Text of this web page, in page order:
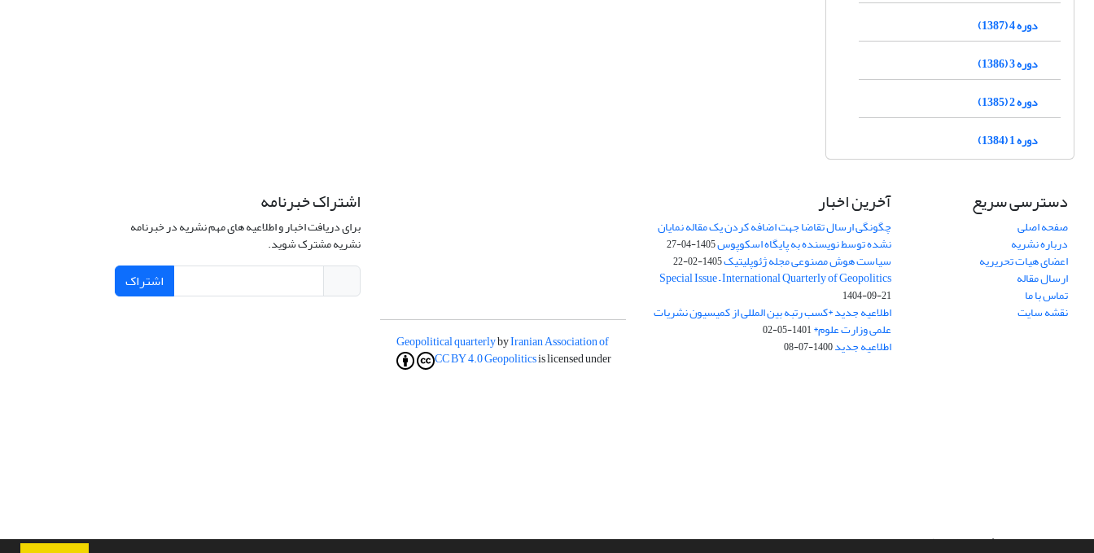
دوره 4 (1387)
دوره 3 (1386)
دوره 2 (1385)
دوره 1 (1384)
دسترسی سریع
صفحه اصلی
درباره نشریه
اعضای هیات تحریریه
ارسال مقاله
تماس با ما
نقشه سایت
آخرین اخبار
چگونگی ارسال تقاضا جهت اضافه کردن یک مقاله نمایان
نشده توسط نویسنده به پایگاه اسکوپوس1405-04-27
سیاست هوش مصنوعی مجله ژئوپلیتیک1405-02-22
Special Issue – International Quarterly of Geopolitics
1404-09-21
اطلاعیه جدید *کسب رتبه بین المللی از کمیسیون نشریات
علمی وزارت علوم*1401-05-02
اطلاعیه جدید1400-07-08
Geopolitical quarterlybyIranian Association of
Geopoliticsis licensed under
CC BY 4.0
اشتراک خبرنامه
برای دریافت اخبار و اطلاعیه های مهم نشریه در خبرنامه
نشریه مشترک شوید.
اشتراک
سامانه مدیریت نشریات علمی.طراحی و پیاده سازی ازسیناوب